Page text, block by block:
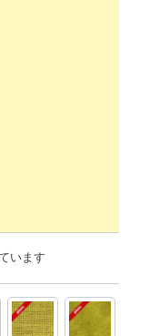
います